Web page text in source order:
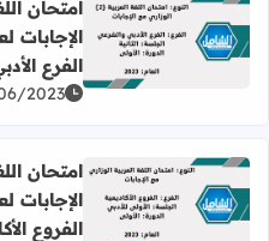
اقرأ المزيد عن امتحان اللغة العربية 2 الوزاري مع الإجابات لعام 2023
الفرع
2023
اقرأ المزيد عن امتحان اللغة العربية 1 الوزاري مع الإجابات لعام 2023
الفروع